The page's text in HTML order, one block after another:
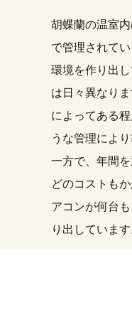
胡蝶蘭の温室
で管理されて
環境を作り出
は日々異なり
によってある
うな管理によ
一方で、年間
どのコストも
アコンが何台
り出しています